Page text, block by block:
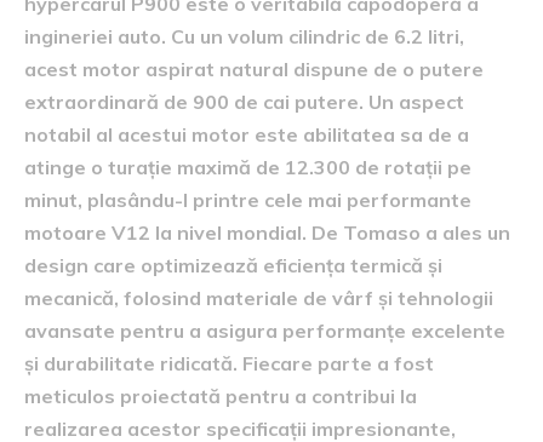
ingineriei auto. Cu un volum cilindric de 6.2 litri,
acest motor aspirat natural dispune de o putere
extraordinară de 900 de cai putere. Un aspect
notabil al acestui motor este abilitatea sa de a
atinge o turație maximă de 12.300 de rotații pe
minut, plasându-l printre cele mai performante
motoare V12 la nivel mondial. De Tomaso a ales un
design care optimizează eficiența termică și
mecanică, folosind materiale de vârf și tehnologii
avansate pentru a asigura performanțe excelente
și durabilitate ridicată. Fiecare parte a fost
meticulos proiectată pentru a contribui la
realizarea acestor specificații impresionante,